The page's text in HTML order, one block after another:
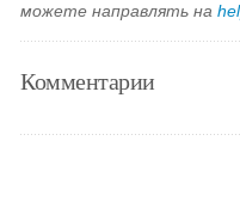
можете направлять на
Комментарии